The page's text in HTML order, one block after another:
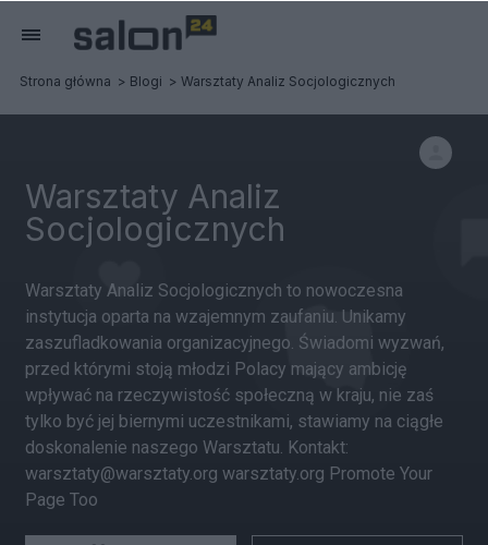
Strona główna Blogi Warsztaty Analiz Socjologicznych
Warsztaty Analiz
Socjologicznych
Warsztaty Analiz Socjologicznych to nowoczesna
instytucja oparta na wzajemnym zaufaniu. Unikamy
zaszufladkowania organizacyjnego. Świadomi wyzwań,
przed którymi stoją młodzi Polacy mający ambicję
wpływać na rzeczywistość społeczną w kraju, nie zaś
tylko być jej biernymi uczestnikami, stawiamy na ciągłe
doskonalenie naszego Warsztatu. Kontakt:
warsztaty@warsztaty.org warsztaty.org Promote Your
Page Too